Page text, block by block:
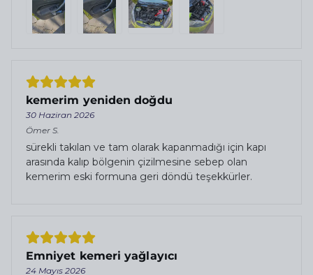
kemerim yeniden doğdu
30 Haziran 2026
Ömer S.
sürekli takılan ve tam olarak kapanmadığı için kapı
arasında kalıp bölgenin çizilmesine sebep olan
kemerim eski formuna geri döndü teşekkürler.
Emniyet kemeri yağlayıcı
24 Mayıs 2026